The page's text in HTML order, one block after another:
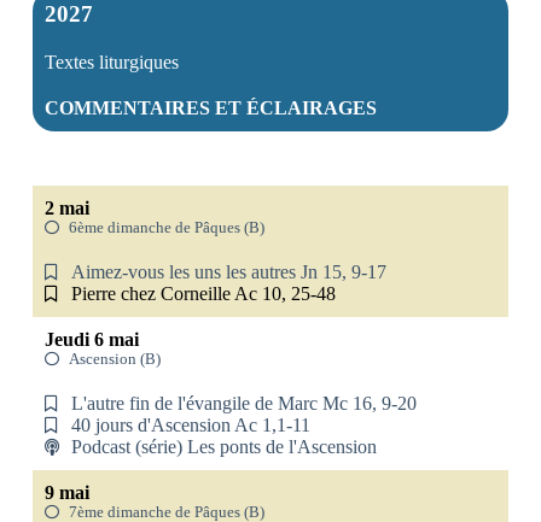
2027
Textes liturgiques
COMMENTAIRES ET ÉCLAIRAGES
2 mai
6ème dimanche de Pâques (B)
Aimez-vous les uns les autres Jn 15, 9-17
Pierre chez Corneille Ac 10, 25-48
Jeudi 6 mai
Ascension (B)
L'autre fin de l'évangile de Marc Mc 16, 9-20
40 jours d'Ascension Ac 1,1-11
Podcast (série) Les ponts de l'Ascension
9 mai
7ème dimanche de Pâques (B)